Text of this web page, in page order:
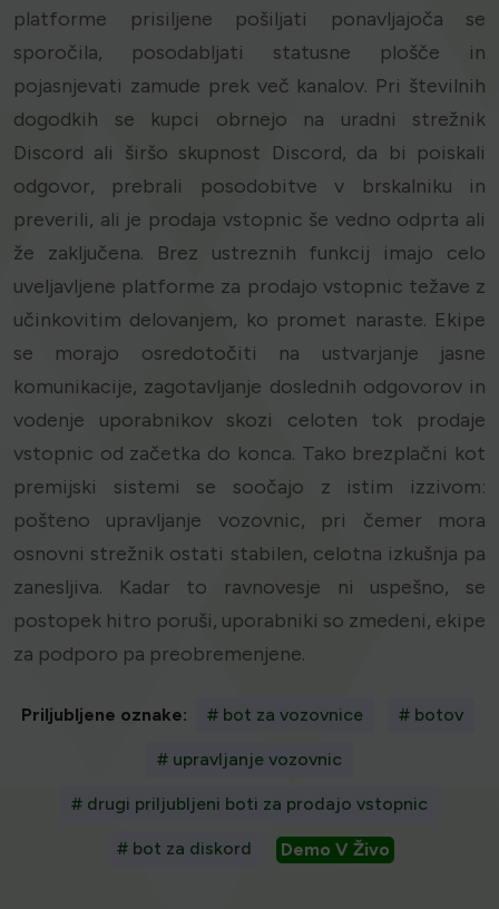
platforme prisiljene pošiljati ponavljajoča se
sporočila, posodabljati statusne plošče in
pojasnjevati zamude prek več kanalov. Pri številnih
dogodkih se kupci obrnejo na uradni strežnik
Discord ali širšo skupnost Discord, da bi poiskali
odgovor, prebrali posodobitve v brskalniku in
preverili, ali je prodaja vstopnic še vedno odprta ali
že zaključena. Brez ustreznih funkcij imajo celo
uveljavljene platforme za prodajo vstopnic težave z
učinkovitim delovanjem, ko promet naraste. Ekipe
se morajo osredotočiti na ustvarjanje jasne
komunikacije, zagotavljanje doslednih odgovorov in
vodenje uporabnikov skozi celoten tok prodaje
vstopnic od začetka do konca. Tako brezplačni kot
premijski sistemi se soočajo z istim izzivom:
pošteno upravljanje vozovnic, pri čemer mora
osnovni strežnik ostati stabilen, celotna izkušnja pa
zanesljiva. Kadar to ravnovesje ni uspešno, se
postopek hitro poruši, uporabniki so zmedeni, ekipe
za podporo pa preobremenjene.
Priljubljene oznake: # bot za vozovnice # botov
# upravljanje vozovnic
# drugi priljubljeni boti za prodajo vstopnic
# bot za diskord Demo V Živo